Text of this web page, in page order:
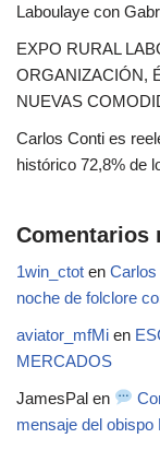
Laboulaye con
EXPO RURAL
ORGANIZACIÓN,
NUEVAS
Carlos Conti es
histórico 72,8% de
Comentarios
1win_ctot en Carlos
noche de folclore
aviator_mfMi en
MERCADOS
JamesPal en
mensaje del obispo